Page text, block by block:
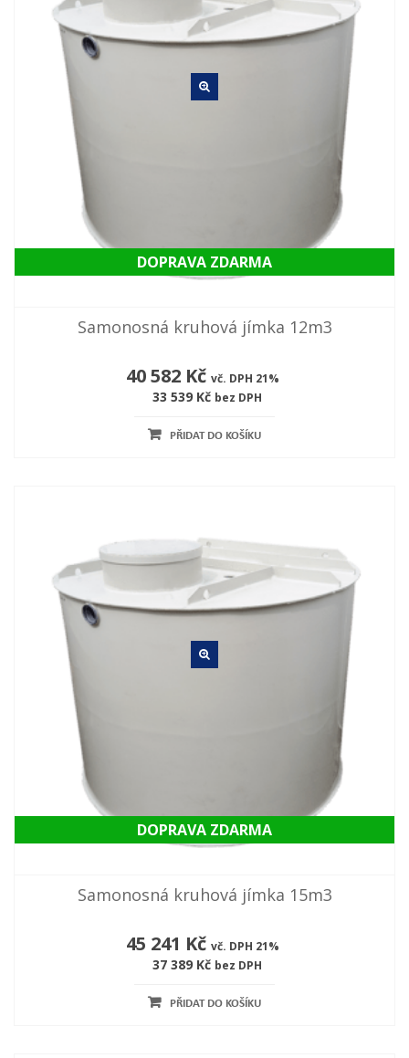
DOPRAVA ZDARMA
Samonosná kruhová jímka 12m3
40 582 Kč vč. DPH 21%
33 539 Kč bez DPH
PŘIDAT DO KOŠÍKU
DOPRAVA ZDARMA
Samonosná kruhová jímka 15m3
45 241 Kč vč. DPH 21%
37 389 Kč bez DPH
PŘIDAT DO KOŠÍKU